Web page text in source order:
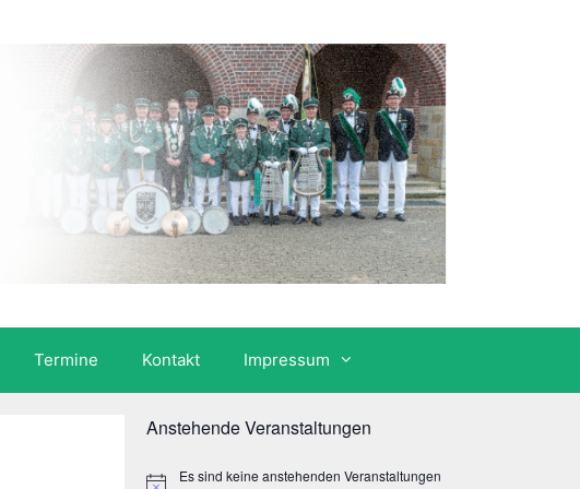
Termine Kontakt Impressum
Anstehende Veranstaltungen
Es sind keine anstehenden Veranstaltungen